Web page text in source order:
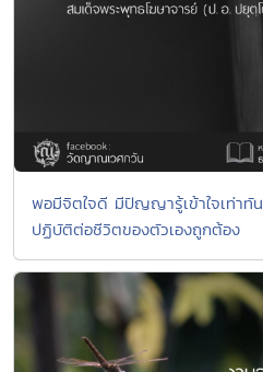
พอมีจิตใจดี มีปัญญารู้เข้าใจเท่าทั
ปฏิบัติต่อชีวิตของตัวเองถูกต้อง